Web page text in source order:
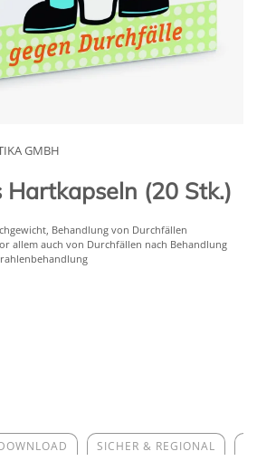
GMBH
(20 Stk.)
Behandlung von Durchfällen
allem auch von Durchfällen nach Behandlung
SICHER & REGIONAL